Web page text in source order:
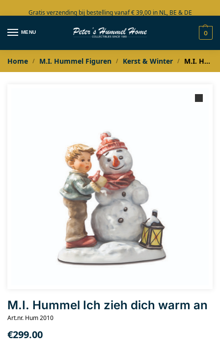
Gratis verzending bij bestelling vanaf € 39,00 in NL, BE & DE
Grote collectie in voorraad
MENU 0
Home / M.I. Hummel Figuren / Kerst & Winter / M.I. Hummel Ich zieh dich warm an
M.I. Hummel Ich zieh dich warm an
Art.nr. Hum 2010
€299.00